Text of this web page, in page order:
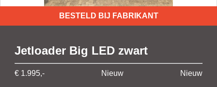
BESTELD BIJ FABRIKANT
Jetloader Big LED zwart
€ 1.995,- Nieuw Nieuw